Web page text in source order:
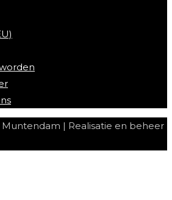
| Realisatie en beheer